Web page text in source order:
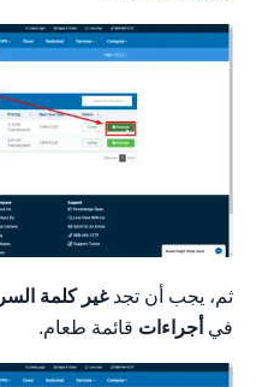
ثم، يجب أن تجدغير كلمة السر
في أجراءات قائمة طعام.